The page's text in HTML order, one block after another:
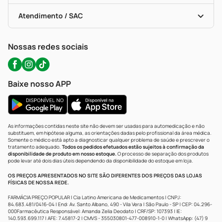
Bulas De A A Z
Políticas De Marketplace
Autoteste Covid-19
Certificado De Segurança
Portal Da Privacidade
Atendimento / SAC
WhatsApp (47) 9202-1687
Nossas redes sociais
Baixe nosso APP
As informações contidas neste site não devem ser usadas para automedicação e não
substituem, em hipótese alguma, as orientações dadas pelo profissional da área médica.
Somente o médico está apto a diagnosticar qualquer problema de saúde e prescrever o
tratamento adequado. Todos os pedidos efetuados estão sujeitos à confirmação da
disponibilidade de produto em nosso estoque.O processo de separação dos produtos
pode levar até dois dias úteis dependendo da disponibilidade do estoque em loja.
OS PREÇOS APRESENTADOS NO SITE SÃO DIFERENTES DOS PREÇOS DAS LOJAS
FÍSICAS DE NOSSA REDE.
FARMÁCIA PREÇO POPULAR | Cia Latino Americana de Medicamentos | CNPJ:
84.683.481/0416-04 | End: Av. Santo Albano, 490 - Vila Vera | São Paulo - SP | CEP: 04.296-
000Farmacêutica Responsável: Amanda Zelia Deodato | CRF/SP: 107393 | IE:
140.593.699.117 | AFE: 7.45817-2 | CMVS - 355030801-477-008910-1-0 | WhatsApp: (47) 9